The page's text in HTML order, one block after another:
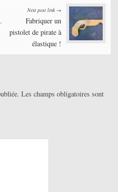
Next post link →
Fabriquer un
pistolet de pirate à
élastique !
Les champs obligatoires sont